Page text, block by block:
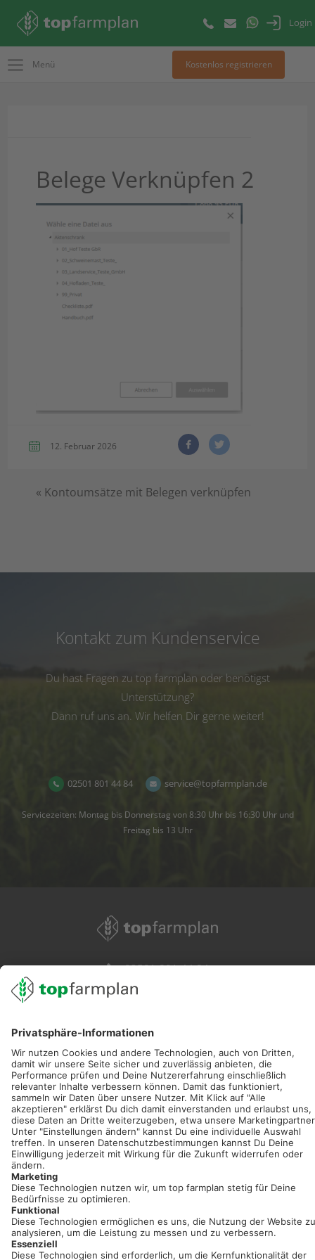
Login
Menü Kostenlos registrieren
Belege Verknüpfen 2
12. Februar 2026
« Kontoumsätze mit Belegen verknüpfen
Kontakt zum Kundenservice
Du hast Fragen zu top farmplan oder benötigst
Unterstützung?
Dann ruf uns an. Wir helfen Dir gerne weiter!
02501 801 44 84 service@topfarmplan.de
Servicezeiten: Montag bis Donnerstag von 8:30 Uhr bis 16:30 Uhr und
Freitag bis 13 Uhr
02501 801 44 84
service@topfarmplan.de
Sei immer auf dem Laufenden!
Neue Features, spannende Tipps und hilfreiche Anleitungen!
Optimiere Dein Agrarbüro -
einfach und bequem!